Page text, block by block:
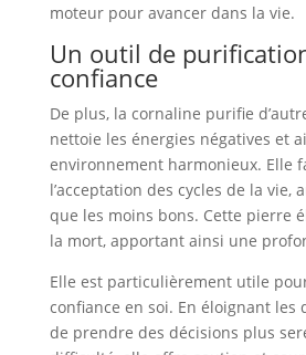
moteur pour avancer dans la vie.
Un outil de
confiance
De plus, la cornaline purifie
nettoie les énergies négatives et
environnement harmonieux. Elle
l’acceptation des cycles de la vie,
que les moins bons. Cette pierre
la mort, apportant ainsi une
Elle est particulièrement utile
confiance en soi. En éloignant les
de prendre des décisions plus